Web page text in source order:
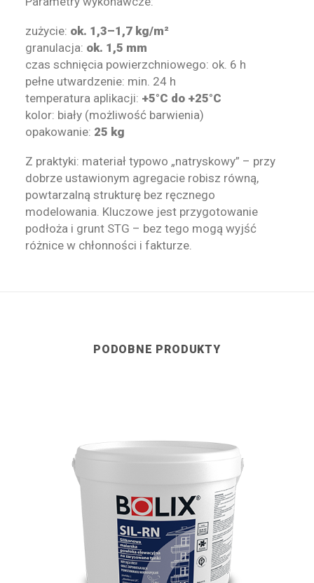
zużycie: ok. 1,3–1,7 kg/m²
granulacja: ok. 1,5 mm
czas schnięcia powierzchniowego: ok. 6 h
pełne utwardzenie: min. 24 h
temperatura aplikacji: +5°C do +25°C
kolor: biały (możliwość barwienia)
opakowanie: 25 kg
Z praktyki: materiał typowo „natryskowy” – przy
dobrze ustawionym agregacie robisz równą,
powtarzalną strukturę bez ręcznego
modelowania. Kluczowe jest przygotowanie
podłoża i grunt STG – bez tego mogą wyjść
różnice w chłonności i fakturze.
PODOBNE PRODUKTY